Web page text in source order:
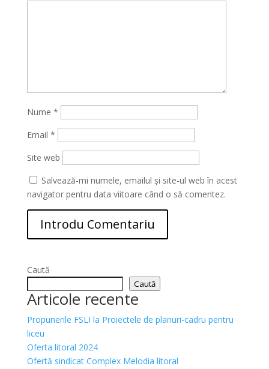
Nume *
Email *
Site web
Salvează-mi numele, emailul și site-ul web în acest
navigator pentru data viitoare când o să comentez.
Caută
Caută
Articole recente
Propunerile FSLI la Proiectele de planuri-cadru pentru
liceu
Oferta litoral 2024
Ofertă sindicat Complex Melodia litoral